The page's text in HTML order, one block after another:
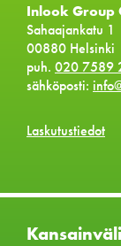
Inlook Group
Sahaajankatu 1
00880 Helsinki
puh. 020 7589
sähköposti:
Laskutustiedot